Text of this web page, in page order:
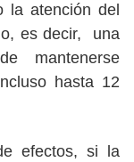
la atención del
es decir, una
mantenerse
hasta 12
efectos, si la